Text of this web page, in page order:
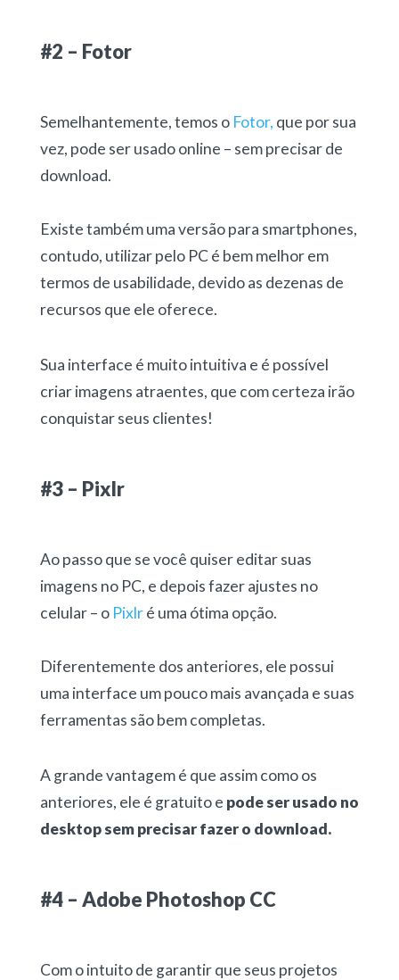
#2 – Fotor
Semelhantemente, temos o Fotor, que por sua
vez, pode ser usado online – sem precisar de
download.
Existe também uma versão para smartphones,
contudo, utilizar pelo PC é bem melhor em
termos de usabilidade, devido as dezenas de
recursos que ele oferece.
Sua interface é muito intuitiva e é possível
criar imagens atraentes, que com certeza irão
conquistar seus clientes!
#3 – Pixlr
Ao passo que se você quiser editar suas
imagens no PC, e depois fazer ajustes no
celular – o Pixlré uma ótima opção.
Diferentemente dos anteriores, ele possui
uma interface um pouco mais avançada e suas
ferramentas são bem completas.
A grande vantagem é que assim como os
anteriores, ele é gratuito e pode ser usado no
desktop sem precisar fazer o download.
#4 – Adobe Photoshop CC
Com o intuito de garantir que seus projetos